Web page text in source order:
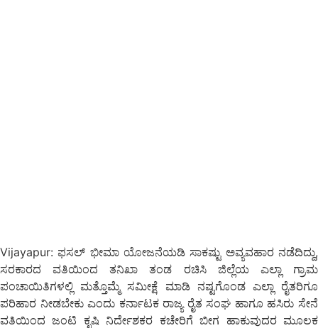
Vijayapur: ಫಸಲ್ ಭೀಮಾ ಯೋಜನೆಯಡಿ ಸಾಕಷ್ಟು ಅವ್ಯವಹಾರ ನಡೆದಿದ್ದು,
ಸರಕಾರದ ವತಿಯಿಂದ ತನಿಖಾ ತಂಡ ರಚಿಸಿ ಜಿಲ್ಲೆಯ ಎಲ್ಲಾ ಗ್ರಾಮ
ಪಂಚಾಯಿತಿಗಳಲ್ಲಿ ಮತ್ತೊಮ್ಮೆ ಸಮೀಕ್ಷೆ ಮಾಡಿ ನಷ್ಟಗೊಂಡ ಎಲ್ಲಾ ರೈತರಿಗೂ
ಪರಿಹಾರ ನೀಡಬೇಕು ಎಂದು ಕರ್ನಾಟಕ ರಾಜ್ಯ ರೈತ ಸಂಘ ಹಾಗೂ ಹಸಿರು ಸೇನೆ
ವತಿಯಿಂದ ಜಂಟಿ ಕೃಷಿ ನಿರ್ದೇಶಕರ ಕಚೇರಿಗೆ ಬೀಗ ಹಾಕುವುದರ ಮೂಲಕ